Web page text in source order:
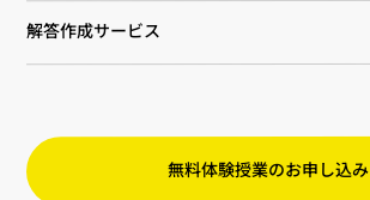
解答作成サービス
無料体験授業のお申し込み